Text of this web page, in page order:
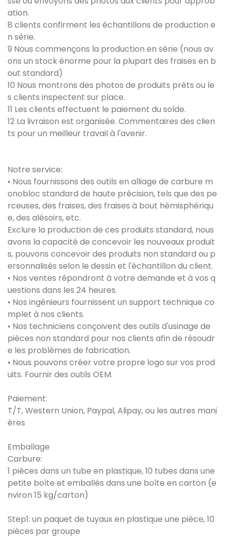
ation.
8 clients confirment les échantillons de production e
n série.
9 Nous commençons la production en série (nous av
ons un stock énorme pour la plupart des fraises en b
out standard)
10 Nous montrons des photos de produits prêts ou le
s clients inspectent sur place.
11 Les clients effectuent le paiement du solde.
12 La livraison est organisée. Commentaires des clien
ts pour un meilleur travail à l'avenir.
Notre service:
• Nous fournissons des outils en alliage de carbure m
onobloc standard de haute précision, tels que des pe
rceuses, des fraises, des fraises à bout hémisphériqu
e, des alésoirs, etc.
Exclure la production de ces produits standard, nous
avons la capacité de concevoir les nouveaux produit
s, pouvons concevoir des produits non standard ou p
ersonnalisés selon le dessin et l'échantillon du client.
• Nos ventes répondront à votre demande et à vos q
uestions dans les 24 heures.
• Nos ingénieurs fournissent un support technique co
mplet à nos clients.
• Nos techniciens conçoivent des outils d'usinage de
pièces non standard pour nos clients afin de résoudr
e les problèmes de fabrication.
• Nous pouvons créer votre propre logo sur vos prod
uits. Fournir des outils OEM.
Paiement:
T/T, Western Union, Paypal, Alipay, ou les autres mani
ères
Emballage
Carbure:
1 pièces dans un tube en plastique, 10 tubes dans une
petite boîte et emballés dans une boîte en carton (e
nviron 15 kg/carton)
Step1: un paquet de tuyaux en plastique une pièce, 10
pièces par groupe